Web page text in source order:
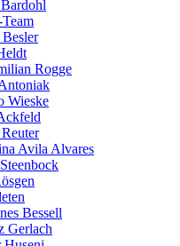
Besler
Rogge
Wieske
Avila Alvares
Bessell
Gerlach